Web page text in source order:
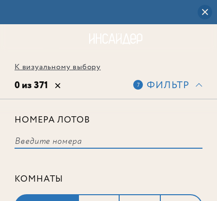
К визуальному выбору
0 из 371 7 ФИЛЬТР
НОМЕРА ЛОТОВ
КОМНАТЫ
соответствует ни одного лота